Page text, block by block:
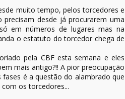
muito tempo, pelos torcedores e
desde já procurarem uma
em números de lugares mas na
o estatuto do torcedor chega de
pela CBF esta semana e eles
mais antigo?!! A pior preocupação
é a questão do alambrado que
os torcedores...